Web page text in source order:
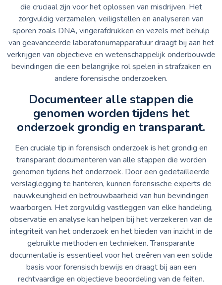
die cruciaal zijn voor het oplossen van misdrijven. Het
zorgvuldig verzamelen, veiligstellen en analyseren van
sporen zoals DNA, vingerafdrukken en vezels met behulp
van geavanceerde laboratoriumapparatuur draagt bij aan het
verkrijgen van objectieve en wetenschappelijk onderbouwde
bevindingen die een belangrijke rol spelen in strafzaken en
andere forensische onderzoeken.
Documenteer alle stappen die
genomen worden tijdens het
onderzoek grondig en transparant.
Een cruciale tip in forensisch onderzoek is het grondig en
transparant documenteren van alle stappen die worden
genomen tijdens het onderzoek. Door een gedetailleerde
verslaglegging te hanteren, kunnen forensische experts de
nauwkeurigheid en betrouwbaarheid van hun bevindingen
waarborgen. Het zorgvuldig vastleggen van elke handeling,
observatie en analyse kan helpen bij het verzekeren van de
integriteit van het onderzoek en het bieden van inzicht in de
gebruikte methoden en technieken. Transparante
documentatie is essentieel voor het creëren van een solide
basis voor forensisch bewijs en draagt bij aan een
rechtvaardige en objectieve beoordeling van de feiten.